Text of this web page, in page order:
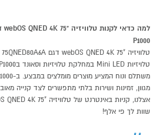
P1000
מגוון, זמינות ושירות בלתי מתפשרים לצד קנייה
שוות לך פי אלף!